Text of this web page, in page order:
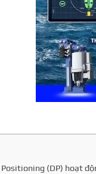
(DP) hoạt